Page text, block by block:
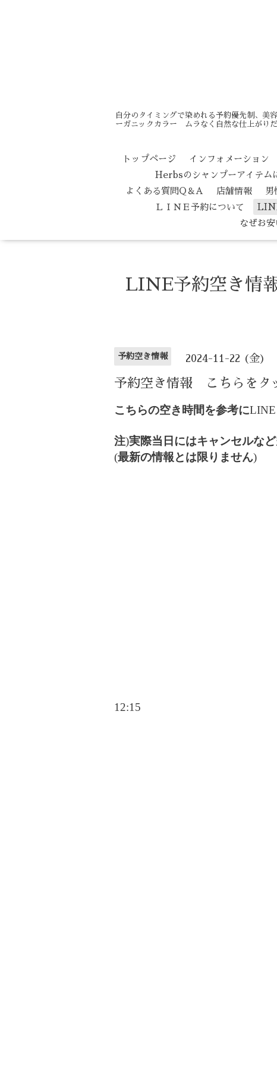
自分のタイミングで染めれる予約優先制、美
ーガニックカラー ムラなく自然な仕上がり
トップページ インフォメーション
Herbsのシャンプーアイテム
よくある質問Q＆A
店舗情報 男
ＬＩＮＥ予約について
なぜお安
LINE予約空き情
予約空き情報 2024-11-22 (金)
予約空き情報 こちらをタ
こちらの空き時間を参考にLINE
注)実際当日にはキャンセルな
(最新の情報とは限りません)
12:15